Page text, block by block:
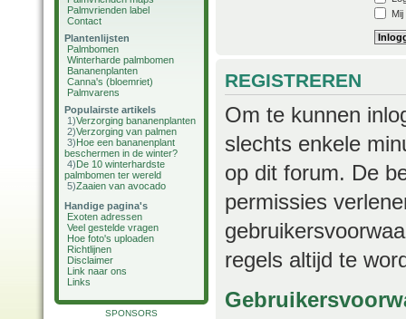
Palmvrienden label
Contact
Plantenlijsten
Palmbomen
Winterharde palmbomen
Bananenplanten
Canna's (bloemriet)
Palmvarens
Populairste artikels
1)Verzorging bananenplanten
2)Verzorging van palmen
3)Hoe een bananenplant
beschermen in de winter?
4)De 10 winterhardste
palmbomen ter wereld
5)Zaaien van avocado
Handige pagina's
Exoten adressen
Veel gestelde vragen
Hoe foto's uploaden
Richtlijnen
Disclaimer
Link naar ons
Links
SPONSORS
REGISTREREN
Om te kunnen
slechts enkele
op dit forum. De
permissies
regels altijd te